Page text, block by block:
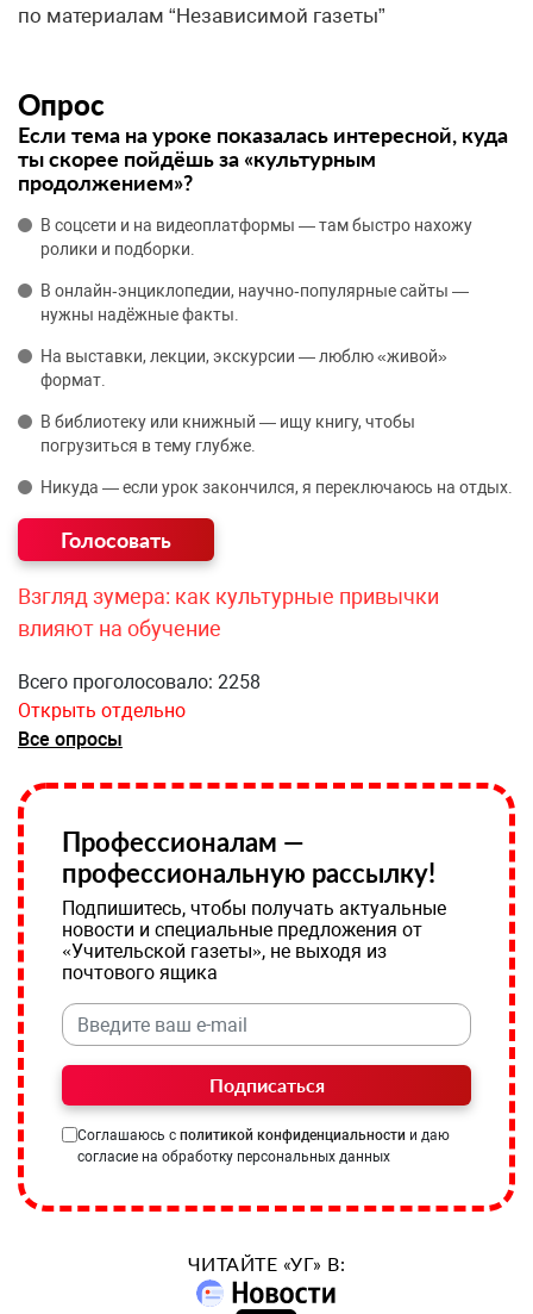
по материалам “Независимой газеты”
Опрос
Если тема на уроке показалась интересной, куда
ты скорее пойдёшь за «культурным
продолжением»?
В соцсети и на видеоплатформы — там быстро нахожу
ролики и подборки.
В онлайн‑энциклопедии, научно‑популярные сайты —
нужны надёжные факты.
На выставки, лекции, экскурсии — люблю «живой»
формат.
В библиотеку или книжный — ищу книгу, чтобы
погрузиться в тему глубже.
Никуда — если урок закончился, я переключаюсь на отдых.
Взгляд зумера: как культурные привычки
влияют на обучение
Всего проголосовало: 2258
Открыть отдельно
Все опросы
Профессионалам —
профессиональную рассылку!
Подпишитесь, чтобы получать актуальные
новости и специальные предложения от
«Учительской газеты», не выходя из
почтового ящика
Подписаться
Соглашаюсь с политикой конфиденциальности и даю
согласие на обработку персональных данных
ЧИТАЙТЕ «УГ» В: